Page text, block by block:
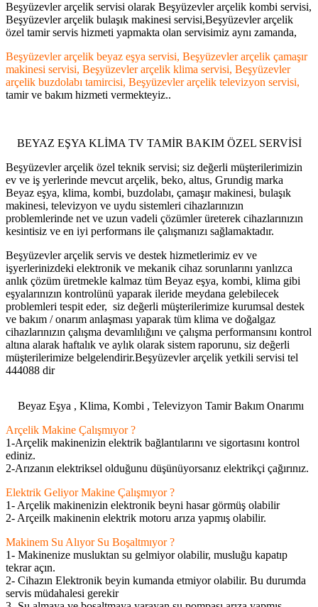
Beşyüzevler arçelik servisi olarak Beşyüzevler arçelik kombi servisi,
Beşyüzevler arçelik bulaşık makinesi servisi,Beşyüzevler arçelik
özel tamir servis hizmeti yapmakta olan servisimiz aynı zamanda,
Beşyüzevler arçelik beyaz eşya servisi, Beşyüzevler arçelik çamaşır
makinesi servisi, Beşyüzevler arçelik klima servisi, Beşyüzevler
arçelik buzdolabı tamircisi, Beşyüzevler arçelik televizyon servisi,
tamir ve bakım hizmeti vermekteyiz..
BEYAZ EŞYA KLİMA TV TAMİR BAKIM ÖZEL SERVİSİ
Beşyüzevler arçelik özel teknik servisi; siz değerli müşterilerimizin
ev ve iş yerlerinde mevcut arçelik, beko, altus, Grundig marka
Beyaz eşya, klima, kombi, buzdolabı, çamaşır makinesi, bulaşık
makinesi, televizyon ve uydu sistemleri cihazlarınızın
problemlerinde net ve uzun vadeli çözümler üreterek cihazlarınızın
kesintisiz ve en iyi performans ile çalışmanızı sağlamaktadır.
Beşyüzevler arçelik servis ve destek hizmetlerimiz ev ve
işyerlerinizdeki elektronik ve mekanik cihaz sorunlarını yanlızca
anlık çözüm üretmekle kalmaz tüm Beyaz eşya, kombi, klima gibi
eşyalarınızın kontrolünü yaparak ileride meydana gelebilecek
problemleri tespit eder, siz değerli müşterilerimize kurumsal destek
ve bakım / onarım anlaşması yaparak tüm klima ve doğalgaz
cihazlarınızın çalışma devamlılığını ve çalışma performansını kontrol
altına alarak haftalık ve aylık olarak sistem raporunu, siz değerli
müşterilerimize belgelendirir.Beşyüzevler arçelik yetkili servisi tel
444088 dir
Beyaz Eşya , Klima, Kombi , Televizyon Tamir Bakım Onarımı
Arçelik Makine Çalışmıyor ?
1-Arçelik makinenizin elektrik bağlantılarını ve sigortasını kontrol
ediniz.
2-Arızanın elektriksel olduğunu düşünüyorsanız elektrikçi çağırınız.
Elektrik Geliyor Makine Çalışmıyor ?
1- Arçelik makinenizin elektronik beyni hasar görmüş olabilir
2- Arçeilk makinenin elektrik motoru arıza yapmış olabilir.
Makinem Su Alıyor Su Boşaltmıyor ?
1- Makinenize musluktan su gelmiyor olabilir, musluğu kapatıp
tekrar açın.
2- Cihazın Elektronik beyin kumanda etmiyor olabilir. Bu durumda
servis müdahalesi gerekir